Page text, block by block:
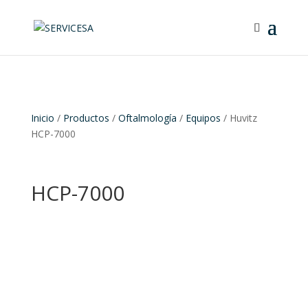
Inicio / Productos / Oftalmología / Equipos / Huvitz
HCP-7000
HCP-7000